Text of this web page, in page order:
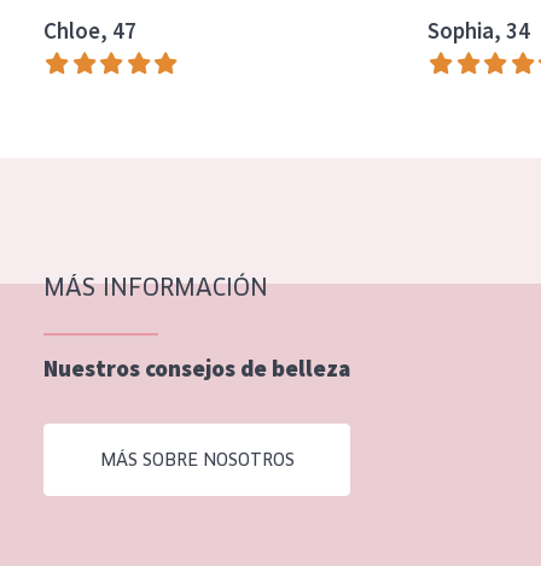
Piel mixata o grasa
Piel madura
Todas las edades
Piel madura
Chloe, 47 Sophia, 34
MÁS INFORMACIÓN
Nuestros consejos de belleza
MÁS SOBRE NOSOTROS